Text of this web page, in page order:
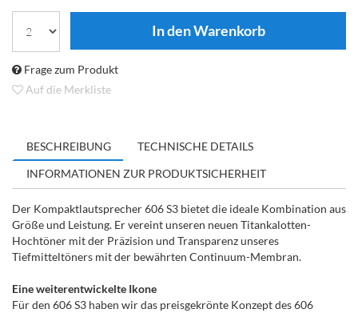
Frage zum Produkt
Auf die Merkliste
BESCHREIBUNG
TECHNISCHE DETAILS
INFORMATIONEN ZUR PRODUKTSICHERHEIT
Der Kompaktlautsprecher 606 S3 bietet die ideale Kombination aus
Größe und Leistung. Er vereint unseren neuen Titankalotten-
Hochtöner mit der Präzision und Transparenz unseres
Tiefmitteltöners mit der bewährten Continuum-Membran.
Eine weiterentwickelte Ikone
Für den 606 S3 haben wir das preisgekrönte Konzept des 606